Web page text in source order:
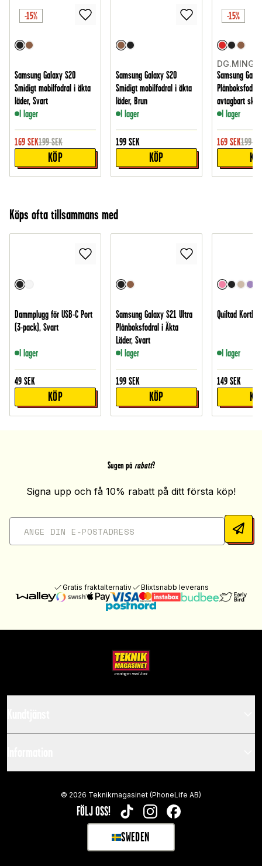
-15%
Samsung Galaxy S20
Smidigt mobilfodral i äkta
läder, Svart
I lager
169 SEK199 SEK
KÖP
Samsung Galaxy S20
Smidigt mobilfodral i äkta
läder, Brun
I lager
199 SEK
KÖP
-15%
DG.MING
Samsung
avtagbart
I lager
169 SEK199
Köps ofta tillsammans med
Dammplugg för USB-C Port
(3-pack), Svart
I lager
49 SEK
KÖP
Samsung Galaxy S21 Ultra
Plånboksfodral i Äkta
Läder, Svart
I lager
199 SEK
KÖP
Quiltad
I lager
149 SEK
Sugen på rabatt?
Signa upp och få 10% rabatt på ditt första köp!
Gratis fraktalternativ Blixtsnabb leverans
FÖLJ OSS! TIKTOKINSTAGRAMFACEBOOK
SWEDEN
SELECT MARKET
© 2026 Teknikmagasinet (PhoneLife AB)